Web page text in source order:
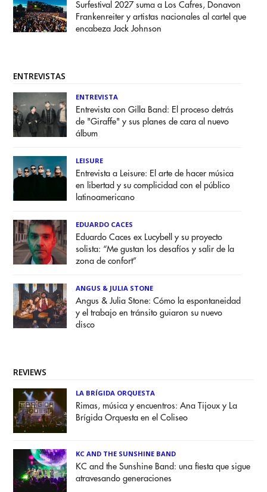
Surfestival 2027 suma a Los Cafres, Donavon
Frankenreiter y artistas nacionales al cartel que
encabeza Jack Johnson
ENTREVISTAS
ENTREVISTA
Entrevista con Gilla Band: El proceso detrás
de "Giraffe" y sus planes de cara al nuevo
álbum
LEISURE
Entrevista a Leisure: El arte de hacer música
en libertad y su complicidad con el público
latinoamericano
EDUARDO CACES
Eduardo Caces ex Lucybell y su proyecto
solista: “Me gustan los desafíos y salir de la
zona de confort”
ANGUS & JULIA STONE
Angus & Julia Stone: Cómo la espontaneidad
y el trabajo en tránsito guiaron su nuevo
disco
REVIEWS
LA BRÍGIDA ORQUESTA
Rimas, música y encuentros: Ana Tijoux y La
Brígida Orquesta en el Coliseo
KC AND THE SUNSHINE BAND
KC and the Sunshine Band: una fiesta que sigue
atravesando generaciones